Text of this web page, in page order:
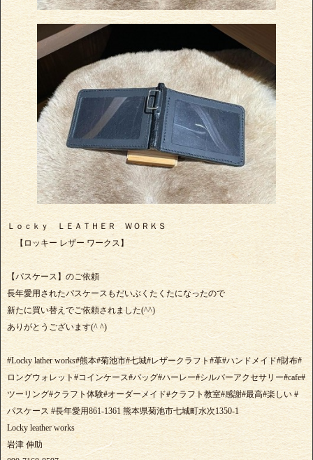
Ｌｏｃｋｙ ＬＥＡＴＨＥＲ ＷＯＲＫＳ
【ロッキー レザー ワークス】
【パスケース】のご依頼
長年愛用されたパスケースもだいぶくたくたになったので
新たに買い替えでご依頼されました(^^)
ありがとうございます(^ ^)
#Locky lather works#熊本#菊池市#七城#レザークラフト#革#ハンドメイド#財布#
ロングウォレット#コインケース#バッグ#ハーレー#シルバーアクセサリー#cafe#
ツーリング#クラフト体験#オーダーメイド#クラフト教室#感謝#最高#楽しい #
パスケース #長年愛用861-1361 熊本県菊池市七城町水次1350-1
Locky leather works
岩津 伸助